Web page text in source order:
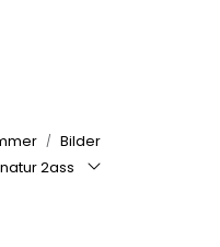
Bilder
2ass